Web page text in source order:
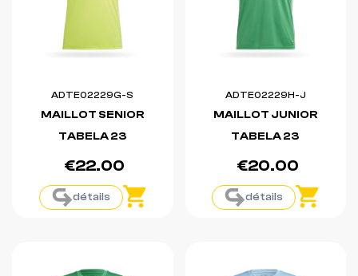
ADTE02229G-S
MAILLOT SENIOR
TABELA 23
€22.00
détails
ADTE02229H-J
MAILLOT JUNIOR
TABELA 23
€20.00
détails